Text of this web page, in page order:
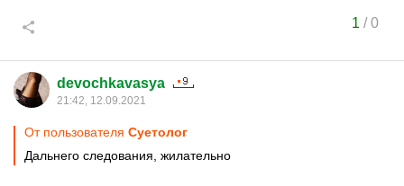
1 /0
devochkavasya
21:42, 12.09.2021
От пользователя Суетолог
Дальнего следования, жилательно